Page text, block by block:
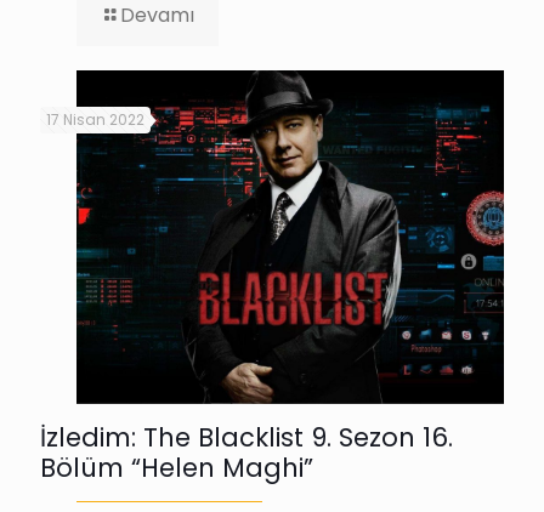
Devamı
Sezon
17 Nisan 2022
İzledim: The Blacklist 9. Sezon 16.
Bölüm “Helen Maghi”